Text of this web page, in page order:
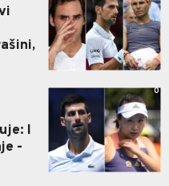
I
-
0